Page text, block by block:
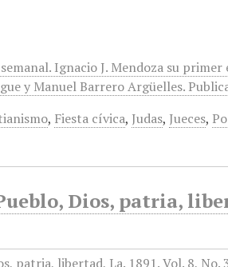
Ignacio J. Mendoza su
y Manuel Barrero Argüelles.
, Fiesta cívica, Judas, Jueces,
Dios, patria,